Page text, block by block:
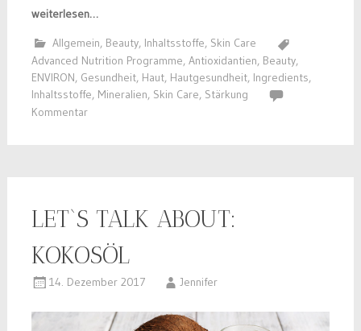
weiterlesen…
Allgemein, Beauty, Inhaltsstoffe, Skin Care
Advanced Nutrition Programme, Antioxidantien, Beauty,
ENVIRON, Gesundheit, Haut, Hautgesundheit, Ingredients,
Inhaltsstoffe, Mineralien, Skin Care, Stärkung
Kommentar
LET`S TALK ABOUT:
KOKOSÖL
14. Dezember 2017 Jennifer